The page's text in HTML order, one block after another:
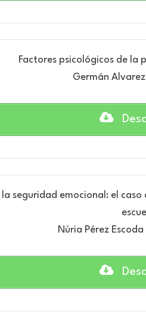
Factores psicológicos de la
Germán
la seguridad emocional: el
Núria Pérez